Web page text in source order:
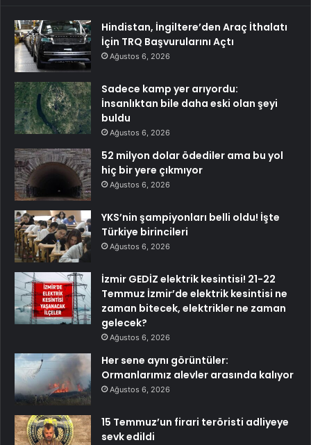
Hindistan, İngiltere’den Araç İthalatı
İçin TRQ Başvurularını Açtı
Ağustos 6, 2026
Sadece kamp yer arıyordu:
İnsanlıktan bile daha eski olan şeyi
buldu
Ağustos 6, 2026
52 milyon dolar ödediler ama bu yol
hiç bir yere çıkmıyor
Ağustos 6, 2026
YKS’nin şampiyonları belli oldu! İşte
Türkiye birincileri
Ağustos 6, 2026
İzmir GEDİZ elektrik kesintisi! 21-22
Temmuz İzmir’de elektrik kesintisi ne
zaman bitecek, elektrikler ne zaman
gelecek?
Ağustos 6, 2026
Her sene aynı görüntüler:
Ormanlarımız alevler arasında kalıyor
Ağustos 6, 2026
15 Temmuz’un firari teröristi adliyeye
sevk edildi